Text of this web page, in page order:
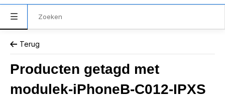
Terug
Producten getagd met
modulek-iPhoneB-C012-IPXS